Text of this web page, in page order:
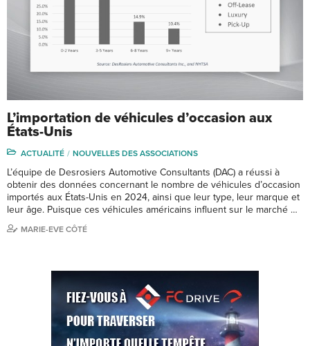
L’importation de véhicules d’occasion aux
États-Unis
ACTUALITÉ NOUVELLES DES ASSOCIATIONS
L’équipe de Desrosiers Automotive Consultants (DAC) a réussi à
obtenir des données concernant le nombre de véhicules d’occasion
importés aux États-Unis en 2024, ainsi que leur type, leur marque et
leur âge. Puisque ces véhicules américains influent sur le marché …
MARIE-EVE CÔTÉ